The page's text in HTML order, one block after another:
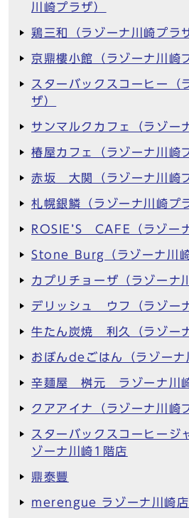
川崎プラザ）
鶏三和（ラゾーナ川崎プラ
京鼎樓小館（ラゾーナ川崎
スターバックスコーヒー（
ザ）
サンマルクカフェ（ラゾー
椿屋カフェ（ラゾーナ川崎
赤坂 大関（ラゾーナ川崎
札幌銀鱗（ラゾーナ川崎プ
ROSIE’S CAFE（ラゾー
Stone Burg（ラゾーナ川崎
カプリチョーザ（ラゾーナ
デリッシュ ウフ（ラゾー
牛たん炭焼 利久（ラゾー
おぼんdeごはん（ラゾーナ
辛麺屋 桝元 ラゾーナ川
クアアイナ（ラゾーナ川崎
スターバックスコーヒージ
ゾーナ川崎1階店
鼎泰豐
merengue ラゾーナ川崎店